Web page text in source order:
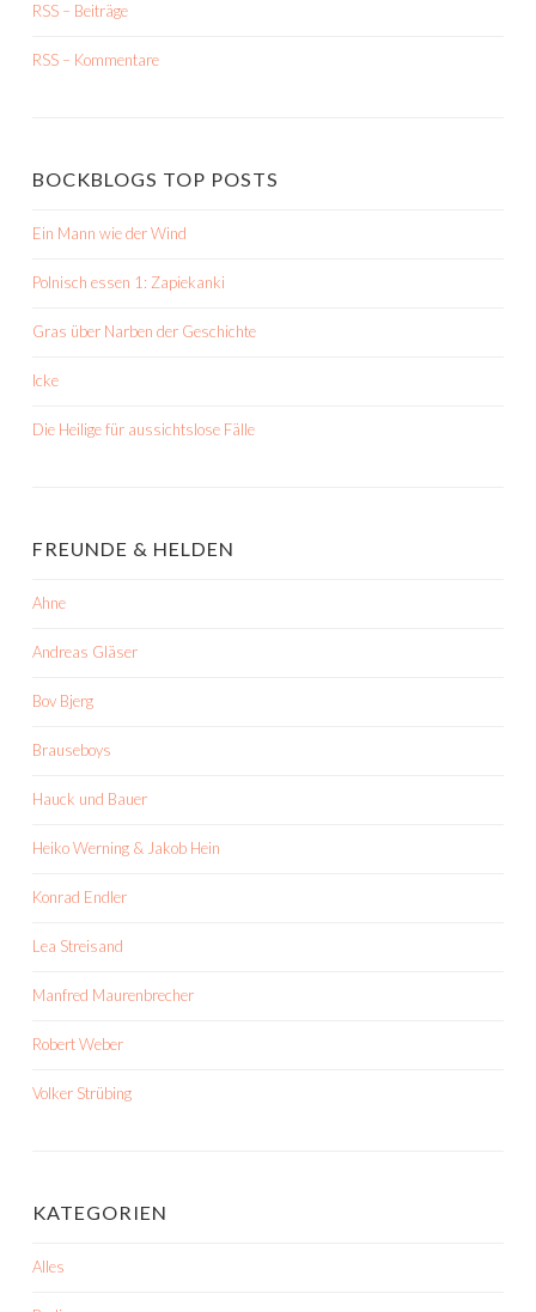
RSS – Beiträge
RSS – Kommentare
BOCKBLOGS TOP POSTS
Ein Mann wie der Wind
Polnisch essen 1: Zapiekanki
Gras über Narben der Geschichte
Icke
Die Heilige für aussichtslose Fälle
FREUNDE & HELDEN
Ahne
Andreas Gläser
Bov Bjerg
Brauseboys
Hauck und Bauer
Heiko Werning & Jakob Hein
Konrad Endler
Lea Streisand
Manfred Maurenbrecher
Robert Weber
Volker Strübing
KATEGORIEN
Alles